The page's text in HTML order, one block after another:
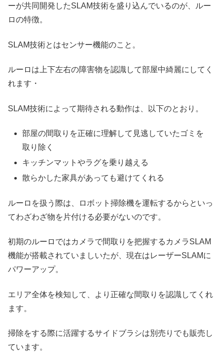
ーが共同開発したSLAM技術を盛り込んでいるのが、ルー
ロの特徴。
SLAM技術とはセンサー機能のこと。
ルーロは上下左右の障害物を認識して部屋中綺麗にしてく
れます・
SLAM技術によって期待される動作は、以下のとおり。
部屋の間取りを正確に理解して見逃していたゴミを
取り除く
キッチンマットやラグを乗り越える
散らかした家具があっても避けてくれる
ルーロを扱う際は、ロボット掃除機を運転するからといっ
てわざわざ物を片付ける必要がないのです。
初期のルーロではカメラで間取りを把握するカメラSLAM
機能が搭載されていましいたが、現在はレーザーSLAMに
パワーアップ。
エリア全体を検知して、より正確な間取りを認識してくれ
ます。
掃除をする際に活躍するサイドブラシは別売りでも販売し
ています。